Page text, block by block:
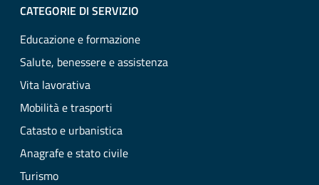
CATEGORIE DI SERVIZIO
Educazione e formazione
Salute, benessere e assistenza
Vita lavorativa
Mobilità e trasporti
Catasto e urbanistica
Anagrafe e stato civile
Turismo